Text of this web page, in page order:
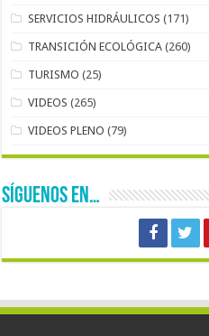
SERVICIOS HIDRÁULICOS (171)
TRANSICIÓN ECOLÓGICA (260)
TURISMO (25)
VIDEOS (265)
VIDEOS PLENO (79)
SÍGUENOS EN…